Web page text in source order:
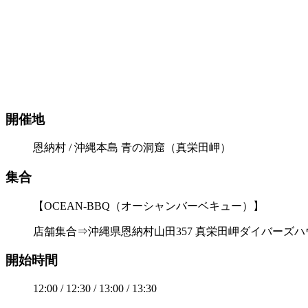
開催地
恩納村 / 沖縄本島 青の洞窟（真栄田岬）
集合
【OCEAN-BBQ（オーシャンバーベキュー）】
店舗集合⇒沖縄県恩納村山田357 真栄田岬ダイバーズハ
開始時間
12:00 / 12:30 / 13:00 / 13:30